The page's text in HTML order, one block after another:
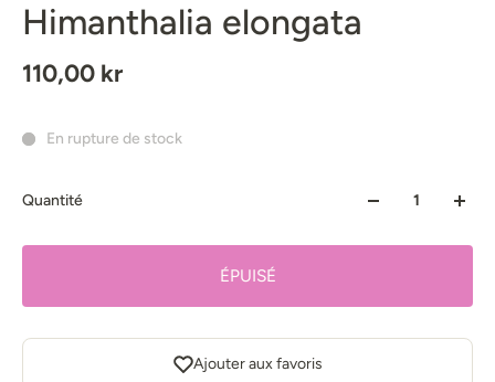
Himanthalia elongata
110,00 kr
En rupture de stock
Quantité
ÉPUISÉ
Ajouter aux favoris